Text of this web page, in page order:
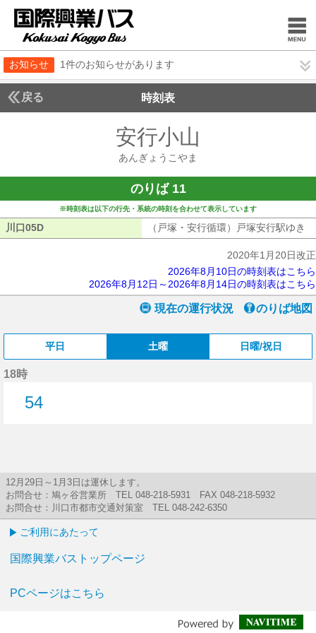
お知らせ 1件のお知らせがあります
戻る 時刻表
安行小山
あんぎょうこやま
のりば 11
※時刻表は以下の行先・系統の時刻を合わせて表示しています
川口05D （戸塚・安行循環）戸塚安行駅ゆき
2020年1月20日改正
2026年8月10日の時刻表はこちら
2026年8月12日～2026年8月14日の時刻表はこちら
現在の運行状況 のりば地図
平日 土曜 日曜/祝日
18時
54
12月29日～1月3日は運休します。
お問合せ：鳩ヶ谷営業所 TEL 048-218-5931 FAX 048-218-5932
お問合せ：川口市都市交通対策室 TEL 048-242-6350
ご利用にあたって
国際興業バストップページ
PCページはこちら